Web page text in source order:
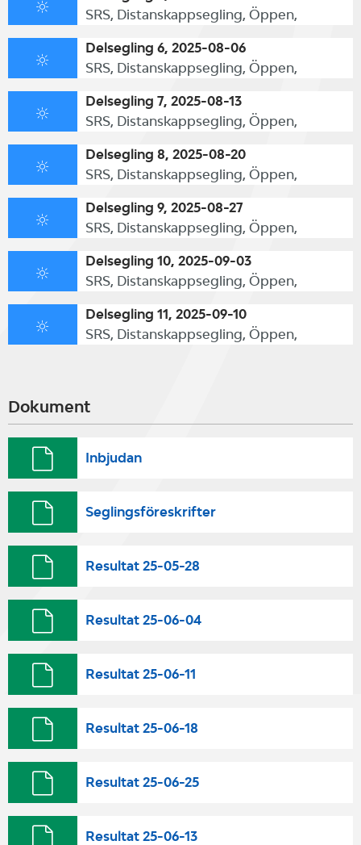
SRS, Distanskappsegling, Öppen,
Delsegling 6, 2025-08-06
SRS, Distanskappsegling, Öppen,
Delsegling 7, 2025-08-13
SRS, Distanskappsegling, Öppen,
Delsegling 8, 2025-08-20
SRS, Distanskappsegling, Öppen,
Delsegling 9, 2025-08-27
SRS, Distanskappsegling, Öppen,
Delsegling 10, 2025-09-03
SRS, Distanskappsegling, Öppen,
Delsegling 11, 2025-09-10
SRS, Distanskappsegling, Öppen,
Dokument
Inbjudan
Seglingsföreskrifter
Resultat 25-05-28
Resultat 25-06-04
Resultat 25-06-11
Resultat 25-06-18
Resultat 25-06-25
Resultat 25-06-13